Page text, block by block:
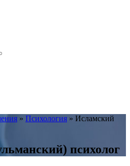
» Психология » Исламский
психолог